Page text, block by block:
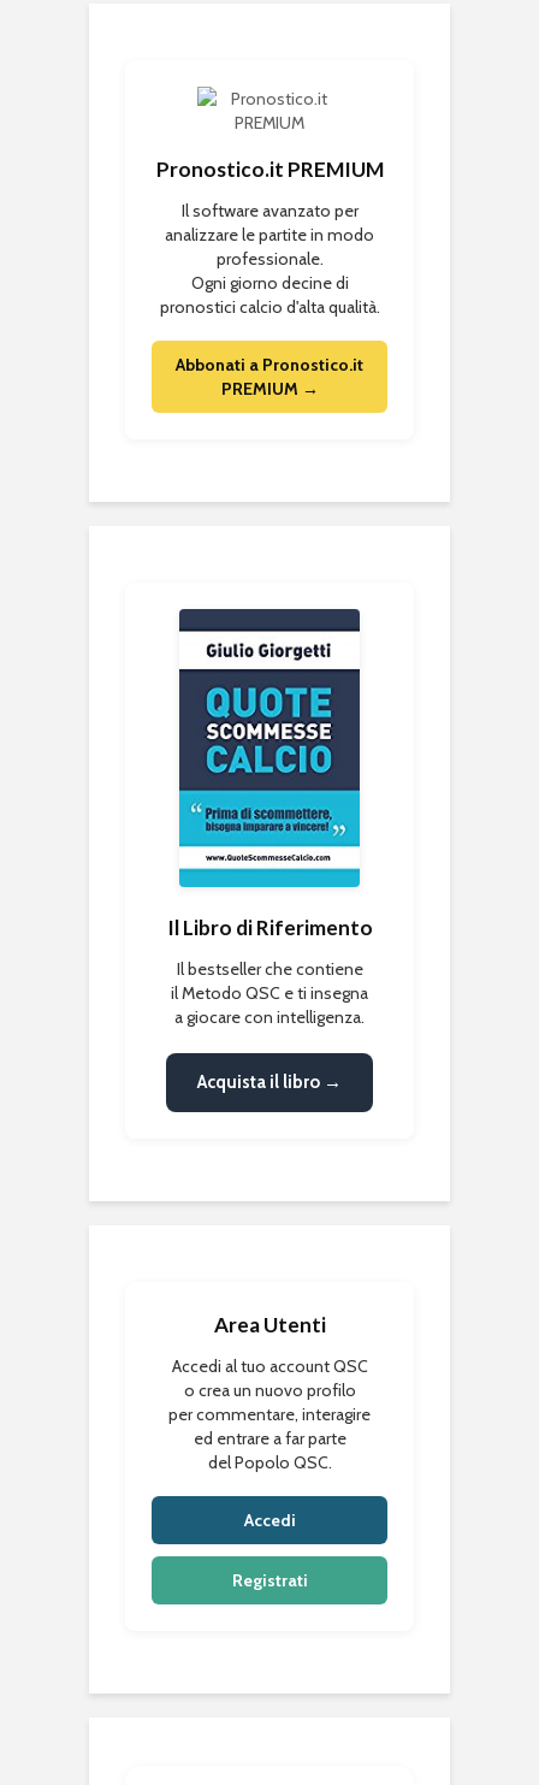
Pronostico.it PREMIUM
Il software avanzato per
analizzare le partite in modo
professionale.
Ogni giorno decine di
pronostici calcio d'alta qualità.
Abbonati a Pronostico.it
PREMIUM →
Il Libro di Riferimento
Il bestseller che contiene
il Metodo QSC e ti insegna
a giocare con intelligenza.
Acquista il libro →
Area Utenti
Accedi al tuo account QSC
o crea un nuovo profilo
per commentare, interagire
ed entrare a far parte
del Popolo QSC.
Accedi
Registrati